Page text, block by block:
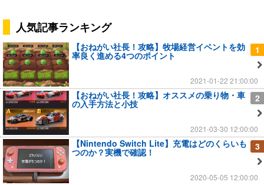
人気記事ランキング
1
【おねがい社長！攻略】牧場経営イベントを効
率良く進める4つのポイント
2021-01-22 21:00:00
2
【おねがい社長！攻略】オススメの乗り物・車
の入手方法と小技
2021-03-30 12:00:00
3
【Nintendo Switch Lite】充電はどのくらいも
つのか？実機で確認！
2020-05-05 12:00:00